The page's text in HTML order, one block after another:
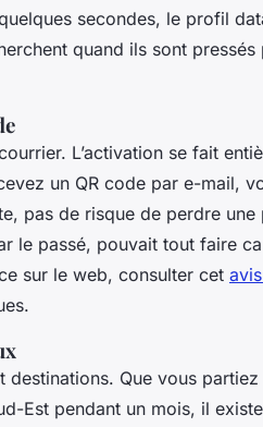
secondes, le profil
quand ils sont pressés
L’activation se fait
un QR code par e-mail,
pas de risque de perdre une
le passé, pouvait tout faire
sur le web, consulter cet
Que vous
Est pendant un mois, il